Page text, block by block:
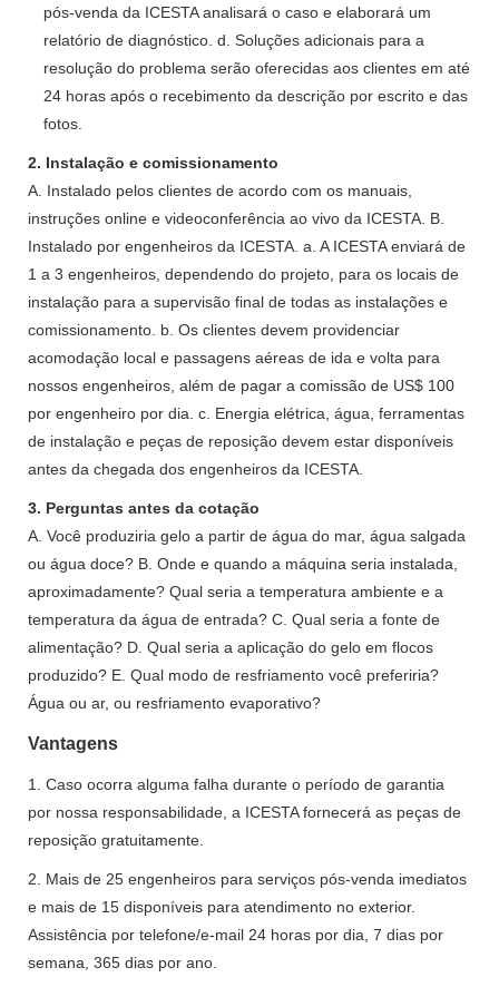
pós-venda da ICESTA analisará o caso e elaborará um
relatório de diagnóstico. d. Soluções adicionais para a
resolução do problema serão oferecidas aos clientes em até
24 horas após o recebimento da descrição por escrito e das
fotos.
2. Instalação e comissionamento
A. Instalado pelos clientes de acordo com os manuais,
instruções online e videoconferência ao vivo da ICESTA. B.
Instalado por engenheiros da ICESTA. a. A ICESTA enviará de
1 a 3 engenheiros, dependendo do projeto, para os locais de
instalação para a supervisão final de todas as instalações e
comissionamento. b. Os clientes devem providenciar
acomodação local e passagens aéreas de ida e volta para
nossos engenheiros, além de pagar a comissão de US$ 100
por engenheiro por dia. c. Energia elétrica, água, ferramentas
de instalação e peças de reposição devem estar disponíveis
antes da chegada dos engenheiros da ICESTA.
3. Perguntas antes da cotação
A. Você produziria gelo a partir de água do mar, água salgada
ou água doce? B. Onde e quando a máquina seria instalada,
aproximadamente? Qual seria a temperatura ambiente e a
temperatura da água de entrada? C. Qual seria a fonte de
alimentação? D. Qual seria a aplicação do gelo em flocos
produzido? E. Qual modo de resfriamento você preferiria?
Água ou ar, ou resfriamento evaporativo?
Vantagens
1. Caso ocorra alguma falha durante o período de garantia
por nossa responsabilidade, a ICESTA fornecerá as peças de
reposição gratuitamente.
2. Mais de 25 engenheiros para serviços pós-venda imediatos
e mais de 15 disponíveis para atendimento no exterior.
Assistência por telefone/e-mail 24 horas por dia, 7 dias por
semana, 365 dias por ano.